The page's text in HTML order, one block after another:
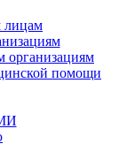
лицам
организациям
помощи